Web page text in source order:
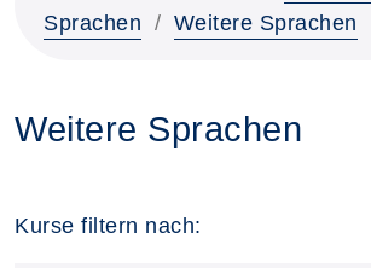
Sprachen
Weitere Sprachen
Weitere Sprachen
Kurse filtern nach: